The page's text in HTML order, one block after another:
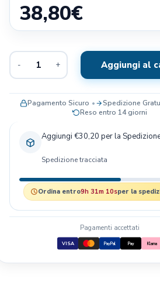
Exclusion
Terra Canis
Baldecchi
JRS- PET CARE
Blue Sky Clayworks
38,80€
- + Aggiungi al
Pagamento Sicuro
Spedizione
Reso entro 14 giorni
Aggiungi €30,20 per la
Spedizione tracciata
Ordina entro9h 31m 09sper la
Pagamenti accettati
VISA PayPal Pay Klarna